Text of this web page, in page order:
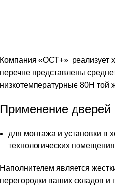
Компания «ОСТ+» реализует
перечне представлены
низкотемпературные 80Н той
Применение дверей
для монтажа и установки в
технологических
Наполнителем является
перегородки ваших складов